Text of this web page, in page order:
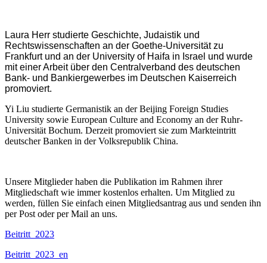
Laura Herr studierte Geschichte, Judaistik und
Rechtswissenschaften an der Goethe-Universität zu
Frankfurt und an der University of Haifa in Israel und wurde
mit einer Arbeit über den Centralverband des deutschen
Bank- und Bankiergewerbes im Deutschen Kaiserreich
promoviert.
Yi Liu studierte Germanistik an der Beijing Foreign Studies
University sowie European Culture and Economy an der Ruhr-
Universität Bochum. Derzeit promoviert sie zum Markteintritt
deutscher Banken in der Volksrepublik China.
Unsere Mitglieder haben die Publikation im Rahmen ihrer
Mitgliedschaft wie immer kostenlos erhalten. Um Mitglied zu
werden, füllen Sie einfach einen Mitgliedsantrag aus und senden ihn
per Post oder per Mail an uns.
Beitritt_2023
Beitritt_2023_en